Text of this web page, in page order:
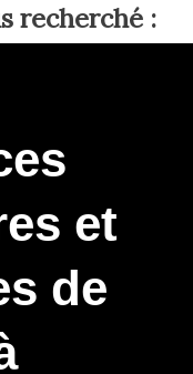
recherché :
et
de